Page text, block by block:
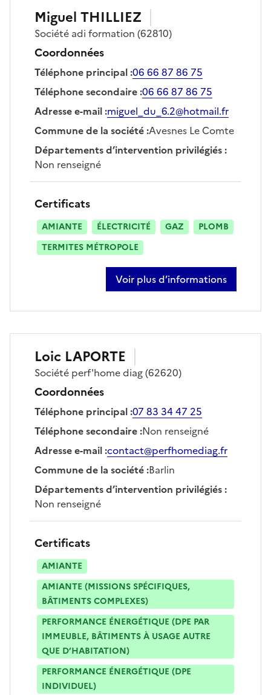
Miguel THILLIEZ
Société adi formation (62810)
Coordonnées
Téléphone principal:06 66 87 86 75
Téléphone secondaire:06 66 87 86 75
Adresse e-mail:miguel_du_6.2@hotmail.fr
Commune de la société:Avesnes Le Comte
Départements d’intervention privilégiés:
Non renseigné
Certificats
AMIANTE ÉLECTRICITÉ GAZ
PLOMB
TERMITES MÉTROPOLE
Voir plus d’informations
sur miguel thilliez
Loic LAPORTE
Société perf'home diag(62620)
Coordonnées
Téléphone principal:07 83 34 47 25
Téléphone secondaire:Non renseigné
Adresse e-mail:contact@perfhomediag.fr
Commune de la société:Barlin
Départements d’intervention privilégiés:
Non renseigné
Certificats
AMIANTE
AMIANTE (MISSIONS SPÉCIFIQUES,
BÂTIMENTS COMPLEXES)
PERFORMANCE ÉNERGÉTIQUE (DPE PAR
IMMEUBLE, BÂTIMENTS À USAGE AUTRE
QUE D’HABITATION)
PERFORMANCE ÉNERGÉTIQUE (DPE
INDIVIDUEL)